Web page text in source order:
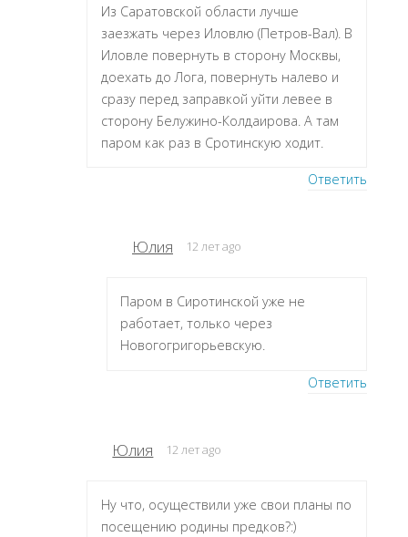
Из Саратовской области лучше
заезжать через Иловлю (Петров-Вал). В
Иловле повернуть в сторону Москвы,
доехать до Лога, повернуть налево и
сразу перед заправкой уйти левее в
сторону Белужино-Колдаирова. А там
паром как раз в Сротинскую ходит.
Ответить
Юлия 12 лет ago
Паром в Сиротинской уже не
работает, только через
Новогогригорьевскую.
Ответить
Юлия 12 лет ago
Ну что, осуществили уже свои планы по
посещению родины предков?:)